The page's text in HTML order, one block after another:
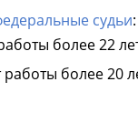
судьи:
более 22
работы более 20